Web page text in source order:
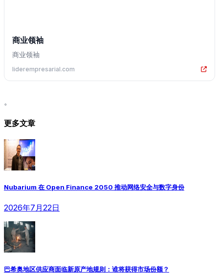
商业领袖
商业领袖
liderempresarial.com
。
更多文章
Nubarium 在 Open Finance 2050 推动网络安全与数字身份
2026年7月22日
巴希奥地区供应商面临新原产地规则：谁将获得市场份额？